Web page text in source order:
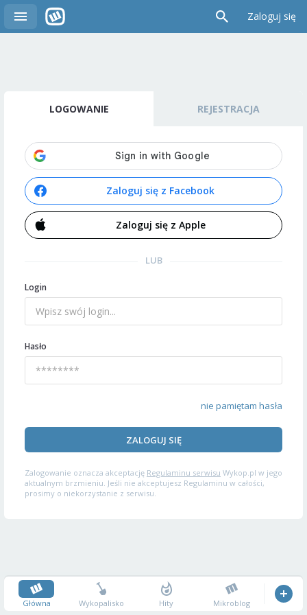
Zaloguj się
LOGOWANIE REJESTRACJA
Zaloguj się z Facebook
Zaloguj się z Apple
LUB
Login
Hasło
nie pamiętam hasła
ZALOGUJ SIĘ
Zalogowanie oznacza akceptację Regulaminu serwisu Wykop.pl w jego
aktualnym brzmieniu. Jeśli nie akceptujesz Regulaminu w całości,
prosimy o niekorzystanie z serwisu.
Główna Wykopalisko Hity Mikroblog